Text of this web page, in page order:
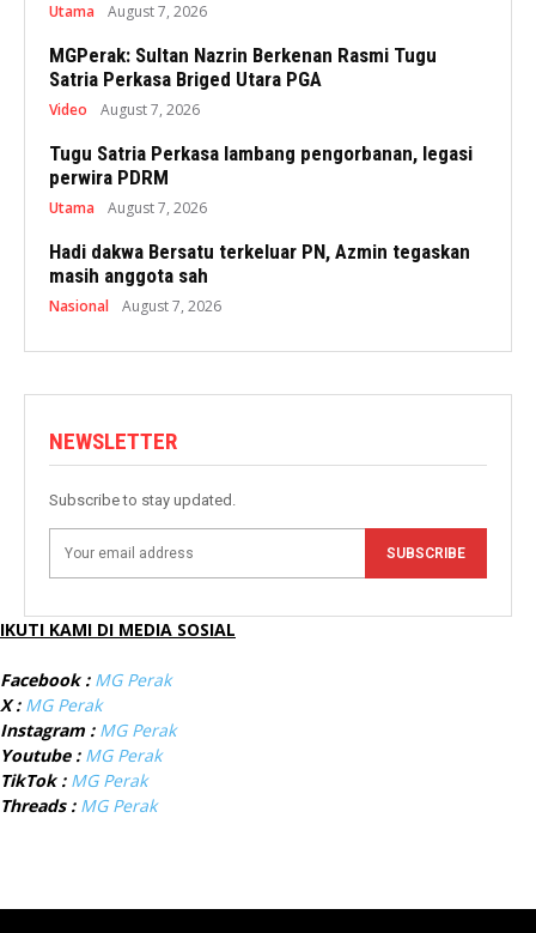
Utama August 7, 2026
MGPerak: Sultan Nazrin Berkenan Rasmi Tugu
Satria Perkasa Briged Utara PGA
Video August 7, 2026
Tugu Satria Perkasa lambang pengorbanan, legasi
perwira PDRM
Utama August 7, 2026
Hadi dakwa Bersatu terkeluar PN, Azmin tegaskan
masih anggota sah
Nasional August 7, 2026
NEWSLETTER
Subscribe to stay updated.
SUBSCRIBE
IKUTI KAMI DI MEDIA SOSIAL
Facebook : MG Perak
X : MG Perak
Instagram : MG Perak
Youtube : MG Perak
TikTok : MG Perak
Threads : MG Perak